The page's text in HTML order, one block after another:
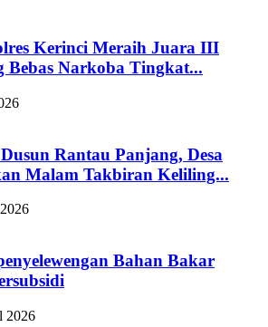
Kerinci Meraih Juara III
Bebas Narkoba Tingkat...
Rantau Panjang, Desa
Malam Takbiran Keliling...
Bahan Bakar
2026